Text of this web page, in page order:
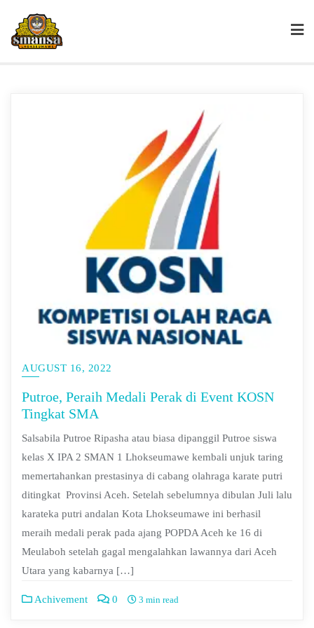
AUGUST 16, 2022
Putroe, Peraih Medali Perak di Event KOSN
Tingkat SMA
Salsabila Putroe Ripasha atau biasa dipanggil Putroe siswa
kelas X IPA 2 SMAN 1 Lhokseumawe kembali unjuk taring
memertahankan prestasinya di cabang olahraga karate putri
ditingkat Provinsi Aceh. Setelah sebelumnya dibulan Juli lalu
karateka putri andalan Kota Lhokseumawe ini berhasil
meraih medali perak pada ajang POPDA Aceh ke 16 di
Meulaboh setelah gagal mengalahkan lawannya dari Aceh
Utara yang kabarnya […]
Achivement 0 3 min read